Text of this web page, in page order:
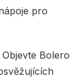
pro
Bolero